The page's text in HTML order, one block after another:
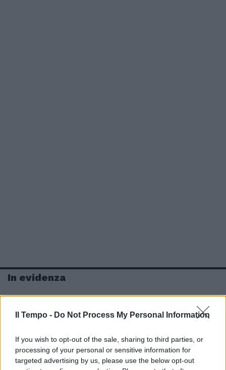
Il Tempo - Do Not Process My Personal Information
If you wish to opt-out of the sale, sharing to third parties, or
processing of your personal or sensitive information for
targeted advertising by us, please use the below opt-out
In evidenza